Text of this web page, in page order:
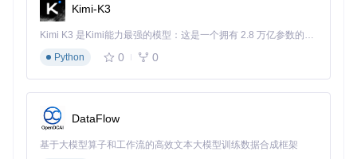
# 加载Cora数据集
dataset = Planetoid(root=
# 获取图数据对象
# 查看数据集信息
print(f"数据集包含 {len(dataset)} 个图"
print
print
f"图中包含
print(f"类别数量: {dataset.num_classes}"
Kimi-K3
Kimi K3 是Kimi能力最强的模型：这是一个拥有 2.8 万亿参数的混合专家（MoE）模型，具备原生视觉理解能力，并支持 100 万 token 的上下文窗口。
Python
0 0
DataFlow
基于大模型算子和工作流的高效文本大模型训练数据合成框架